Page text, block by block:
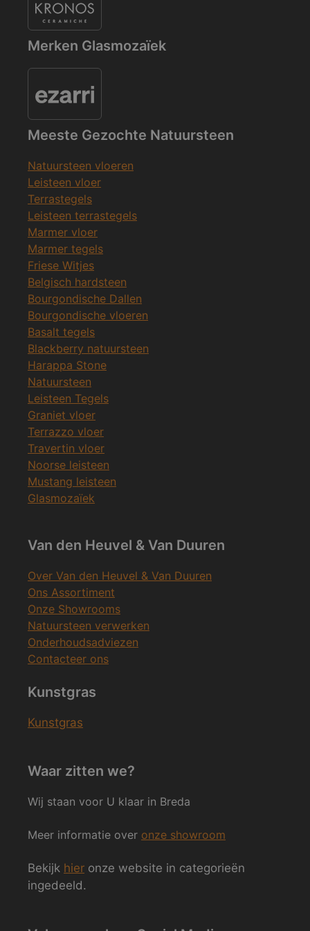
Merken Glasmozaïek
Meeste Gezochte Natuursteen
Natuursteen vloeren
Leisteen vloer
Terrastegels
Leisteen terrastegels
Marmer vloer
Marmer tegels
Friese Witjes
Belgisch hardsteen
Bourgondische Dallen
Bourgondische vloeren
Basalt tegels
Blackberry natuursteen
Harappa Stone
Natuursteen
Leisteen Tegels
Graniet vloer
Terrazzo vloer
Travertin vloer
Noorse leisteen
Mustang leisteen
Glasmozaïek
Van den Heuvel & Van Duuren
Over Van den Heuvel & Van Duuren
Ons Assortiment
Onze Showrooms
Natuursteen verwerken
Onderhoudsadviezen
Contacteer ons
Kunstgras
Kunstgras
Waar zitten we?
Wij staan voor U klaar in Breda
Meer informatie over onze showroom
Bekijk hier onze website in categorieën
ingedeeld.